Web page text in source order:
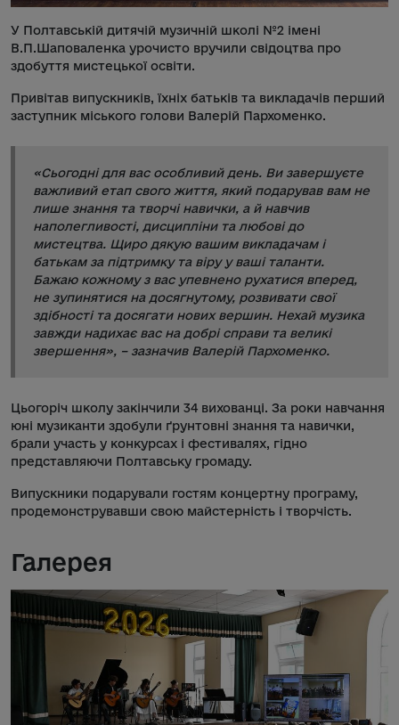
У Полтавській дитячій музичній школі №2 імені
В.П.Шаповаленка урочисто вручили свідоцтва про
здобуття мистецької освіти.
Привітав випускників, їхніх батьків та викладачів перший
заступник міського голови Валерій Пархоменко.
«Сьогодні для вас особливий день. Ви завершуєте
важливий етап свого життя, який подарував вам не
лише знання та творчі навички, а й навчив
наполегливості, дисципліни та любові до
мистецтва. Щиро дякую вашим викладачам і
батькам за підтримку та віру у ваші таланти.
Бажаю кожному з вас упевнено рухатися вперед,
не зупинятися на досягнутому, розвивати свої
здібності та досягати нових вершин. Нехай музика
завжди надихає вас на добрі справи та великі
звершення», – зазначив Валерій Пархоменко.
Цьогоріч школу закінчили 34 вихованці. За роки навчання
юні музиканти здобули ґрунтовні знання та навички,
брали участь у конкурсах і фестивалях, гідно
представляючи Полтавську громаду.
Випускники подарували гостям концертну програму,
продемонструвавши свою майстерність і творчість.
Галерея